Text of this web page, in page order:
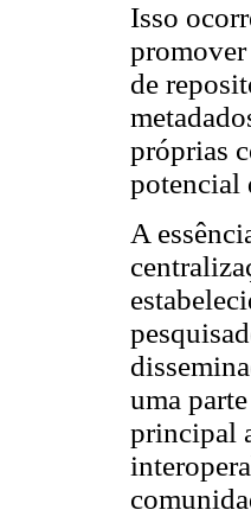
Isso
de
próprias
potencial
A
uma
principal